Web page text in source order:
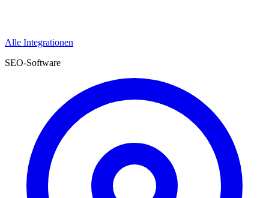
Alle Integrationen
SEO-Software